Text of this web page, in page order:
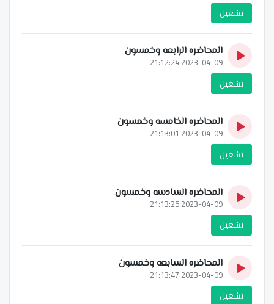
تشغيل
المحاضره الرابعه وخمسون
2023-04-09 21:12:24
تشغيل
المحاضره الخامسه وخمسون
2023-04-09 21:13:01
تشغيل
المحاضره السادسه وخمسون
2023-04-09 21:13:25
تشغيل
المحاضره السابعه وخمسون
2023-04-09 21:13:47
تشغيل